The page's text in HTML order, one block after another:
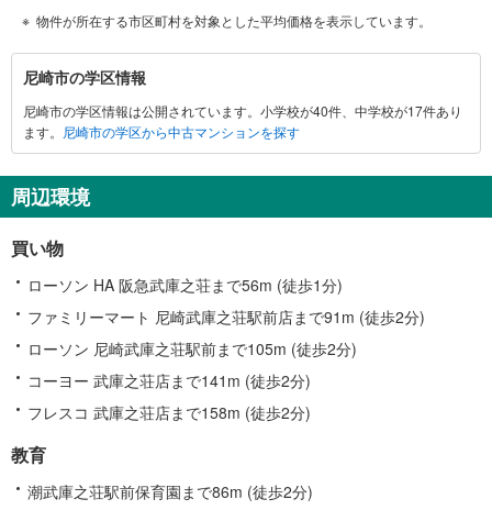
物件が所在する市区町村を対象とした平均価格を表示しています。
尼
崎
市
に
す
る
報
尼崎市の学区情報
尼崎市の学区情報は公開されています。小学校が40件、中学校が17件あり
ます。
尼崎市の学区から中古マンションを探す
周辺環境
買い物
ローソン HA 阪急武庫之荘まで56m (徒歩1分)
ファミリーマート 尼崎武庫之荘駅前店まで91m (徒歩2分)
ローソン 尼崎武庫之荘駅前まで105m (徒歩2分)
コーヨー 武庫之荘店まで141m (徒歩2分)
フレスコ 武庫之荘店まで158m (徒歩2分)
教育
潮武庫之荘駅前保育園まで86m (徒歩2分)